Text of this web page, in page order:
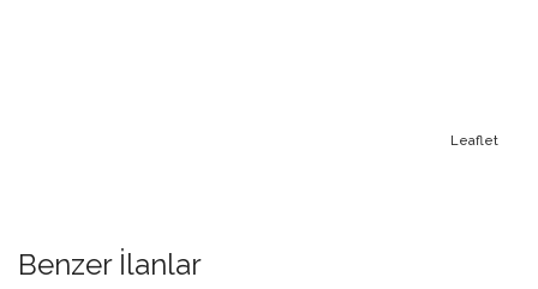
Leaflet
Benzer İlanlar